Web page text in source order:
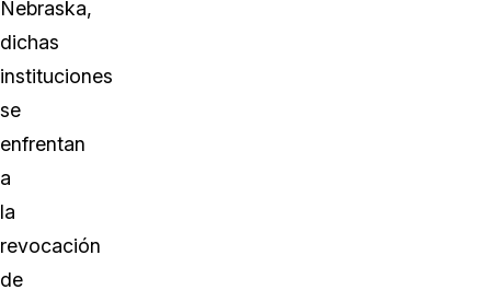
Nebraska,
dichas
instituciones
se
enfrentan
a
la
revocación
de